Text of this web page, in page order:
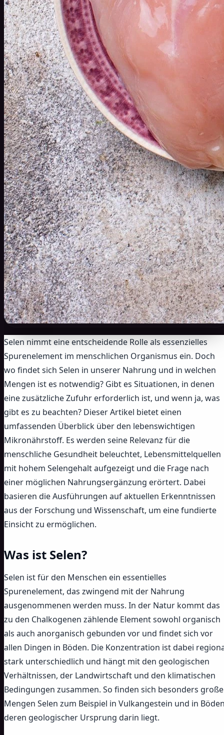
Selen nimmt eine entscheidende Rolle als essenzielles
Spurenelement im menschlichen Organismus ein. Doch
wo findet sich Selen in unserer Nahrung und in welchen
Mengen ist es notwendig? Gibt es Situationen, in denen
eine zusätzliche Zufuhr erforderlich ist, und wenn ja, was
gibt es zu beachten? Dieser Artikel bietet einen
umfassenden Überblick über den lebenswichtigen
Mikronährstoff. Es werden seine Relevanz für die
menschliche Gesundheit beleuchtet, Lebensmittelquellen
mit hohem Selengehalt aufgezeigt und die Frage nach
einer möglichen Nahrungsergänzung erörtert. Dabei
basieren die Ausführungen auf aktuellen Erkenntnissen
aus der Forschung und Wissenschaft, um eine fundierte
Einsicht zu ermöglichen.
Was ist Selen?
Selen ist für den Menschen ein essentielles
Spurenelement, das zwingend mit der Nahrung
ausgenommenen werden muss. In der Natur kommt das
zu den Chalkogenen zählende Element sowohl organisch
als auch anorganisch gebunden vor und findet sich vor
allen Dingen in Böden. Die Konzentration ist dabei
stark unterschiedlich und hängt mit den geologischen
Verhältnissen, der Landwirtschaft und den klimatischen
Bedingungen zusammen. So finden sich besonders große
Mengen Selen zum Beispiel in Vulkangestein und in
deren geologischer Ursprung darin liegt.